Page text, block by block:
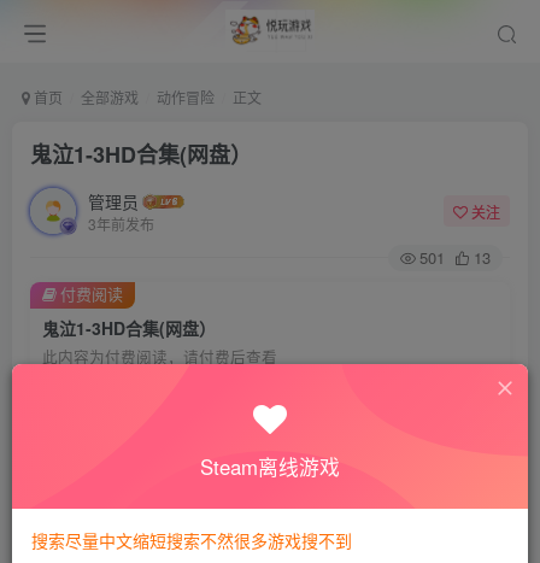
首页 全部游戏 动作冒险 正文
鬼泣1-3HD合集(网盘）
管理员
3年前发布
关注
501 13
鬼泣1-3HD合集(网盘）
此内容为付费阅读，请付费后查看
悦玩币 8
免费
您当前未登录！建议登陆后购买，可保存购买订单
付费阅读
Steam离线游戏
搜索尽量中文缩短搜索不然很多游戏搜不到